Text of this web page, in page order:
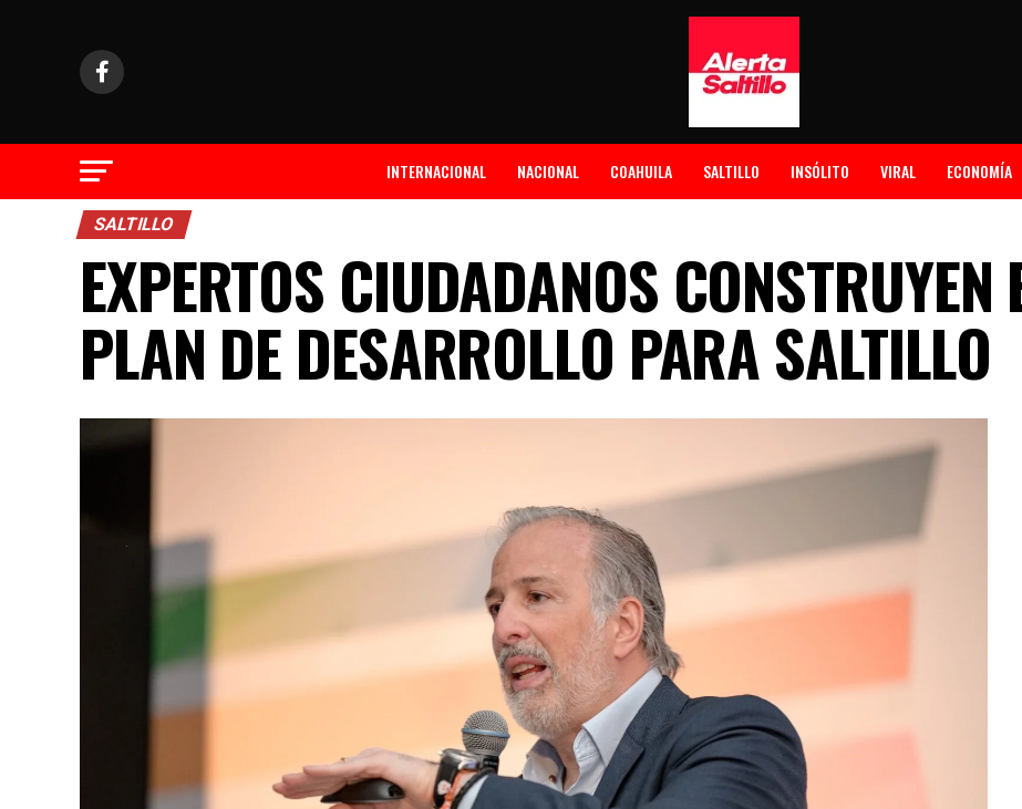
INTERNACIONAL NACIONAL COAHUILA SALTILLO INSÓLITO VIRAL ECONOMÍA
SALTILLO
EXPERTOS CIUDADANOS CONSTRUYEN
PLAN DE DESARROLLO PARA SALTILLO